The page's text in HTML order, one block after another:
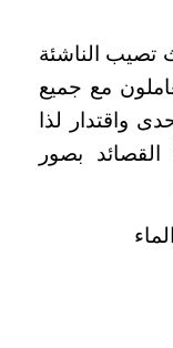
تصيب الناشئة
مع جميع
واقتدار لذا
بصور